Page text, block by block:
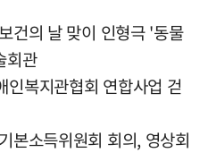
의 날 맞이 인형극 '동물
회관
복지관협회 연합사업 걷
소득위원회 회의, 영상회